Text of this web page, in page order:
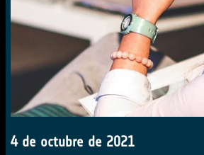
4 de octubre de 2021